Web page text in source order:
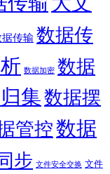
传输数据传
数据加密 数据
集数据摆
管控数据
步 文件安全交换 文件